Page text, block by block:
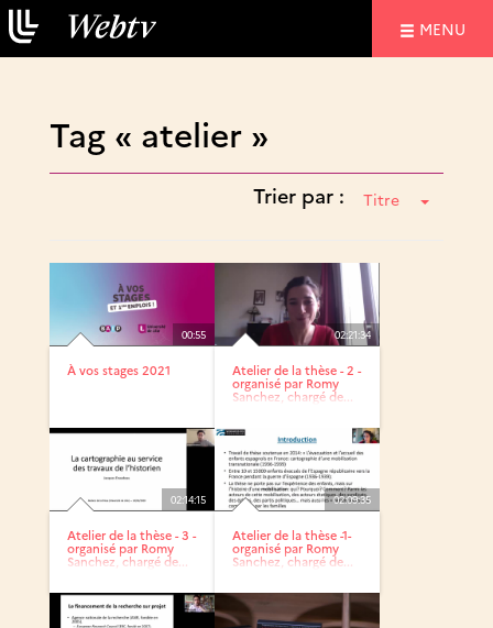
MENU
Tag « atelier »
Trier par : Titre
00:55
À vos stages 2021
02:21:34
Atelier de la thèse - 2 -
organisé par Romy
Sanchez, chargé de...
02:14:15
Atelier de la thèse - 3 -
organisé par Romy
Sanchez, chargé de...
02:09:35
Atelier de la thèse -1-
organisé par Romy
Sanchez, chargé de...